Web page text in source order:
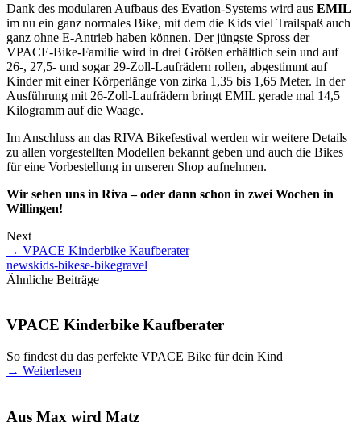
Dank des modularen Aufbaus des Evation-Systems wird aus EMIL
im nu ein ganz normales Bike, mit dem die Kids viel Trailspaß auch
ganz ohne E-Antrieb haben können. Der jüngste Spross der
VPACE-Bike-Familie wird in drei Größen erhältlich sein und auf
26-, 27,5- und sogar 29-Zoll-Laufrädern rollen, abgestimmt auf
Kinder mit einer Körperlänge von zirka 1,35 bis 1,65 Meter. In der
Ausführung mit 26-Zoll-Laufrädern bringt EMIL gerade mal 14,5
Kilogramm auf die Waage.
Im Anschluss an das RIVA Bikefestival werden wir weitere Details
zu allen vorgestellten Modellen bekannt geben und auch die Bikes
für eine Vorbestellung in unseren Shop aufnehmen.
Wir sehen uns in Riva – oder dann schon in zwei Wochen in
Willingen!
Next
→ VPACE Kinderbike Kaufberater
newskids-bikese-bikegravel
Ähnliche Beiträge
VPACE Kinderbike Kaufberater
So findest du das perfekte VPACE Bike für dein Kind
→ Weiterlesen
Aus Max wird Matz